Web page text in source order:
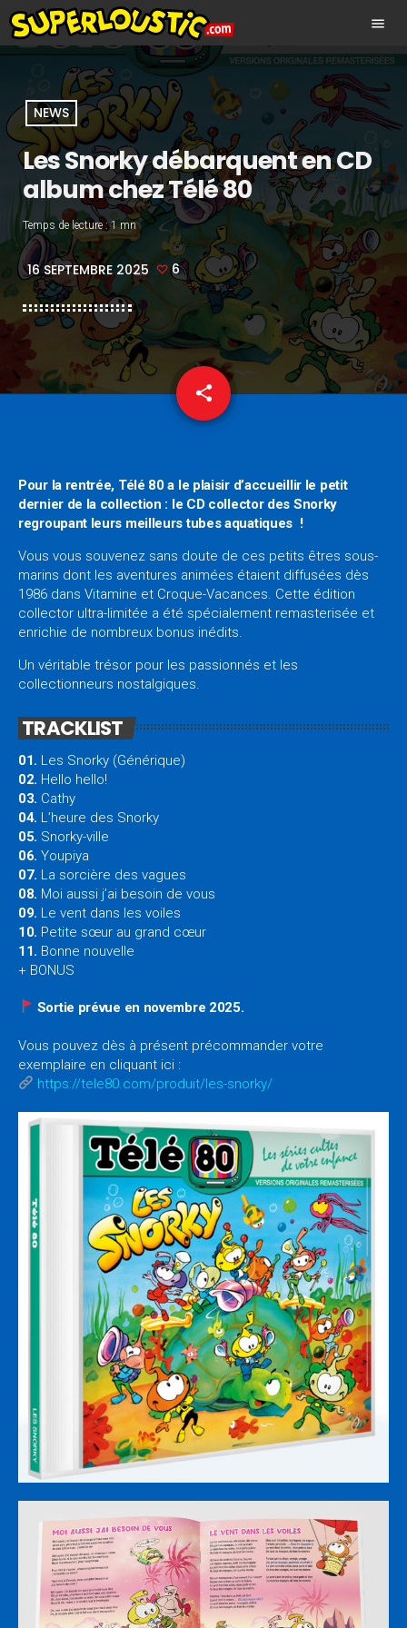
menu
NEWS
Les Snorky débarquent en CD
album chez Télé 80
Temps de lecture : 1 mn
16 SEPTEMBRE 2025 6
share
email
Pour la rentrée, Télé 80 a le plaisir d’accueillir le petit
dernier de la collection : le CD collector des Snorky
regroupant leurs meilleurs tubes aquatiques !
Vous vous souvenez sans doute de ces petits êtres sous-
marins dont les aventures animées étaient diffusées dès
1986 dans Vitamine et Croque-Vacances. Cette édition
collector ultra-limitée a été spécialement remasterisée et
enrichie de nombreux bonus inédits.
Un véritable trésor pour les passionnés et les
collectionneurs nostalgiques.
TRACKLIST
01. Les Snorky (Générique)
02. Hello hello!
03. Cathy
04. L’heure des Snorky
05. Snorky-ville
06. Youpiya
07. La sorcière des vagues
08. Moi aussi j’ai besoin de vous
09. Le vent dans les voiles
10. Petite sœur au grand cœur
11. Bonne nouvelle
+ BONUS
Sortie prévue en novembre 2025.
Vous pouvez dès à présent précommander votre
exemplaire en cliquant ici :
https://tele80.com/produit/les-snorky/